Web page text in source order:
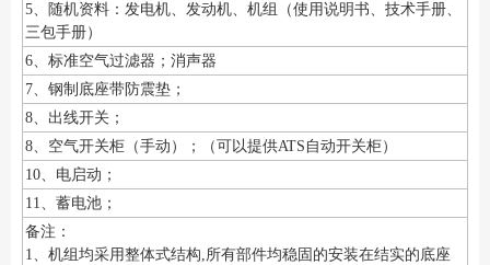
5、随机资料：发电机、发动机、机组（使用说明书、技术手册、
三包手册）
6、标准空气过滤器；消声器
7、钢制底座带防震垫；
8、出线开关；
8、空气开关柜（手动）；（可以提供ATS自动开关柜）
10、电启动；
11、蓄电池；
备注：
1、机组均采用整体式结构,所有部件均稳固的安装在结实的底座